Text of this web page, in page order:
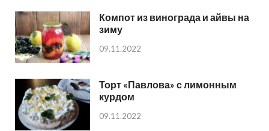
Компот из винограда и айвы на
зиму
09.11.2022
Торт «Павлова» с лимонным
курдом
09.11.2022